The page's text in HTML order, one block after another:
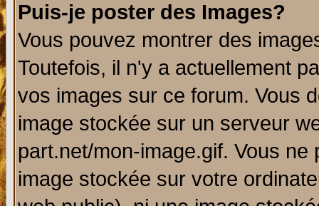
Puis-je poster des Images?
Vous pouvez montrer des
Toutefois, il n'y a actuellement
vos images sur ce forum. Vous
image stockée sur un serveur
part.net/mon-image.gif. Vous
image stockée sur votre